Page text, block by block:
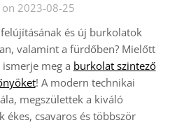
on 2023-08-25
és új burkolatok
valamint a fürdőben? Mielőtt
meg a burkolat szintező
! A modern technikai
megszülettek a kiváló
ékes, csavaros és többször